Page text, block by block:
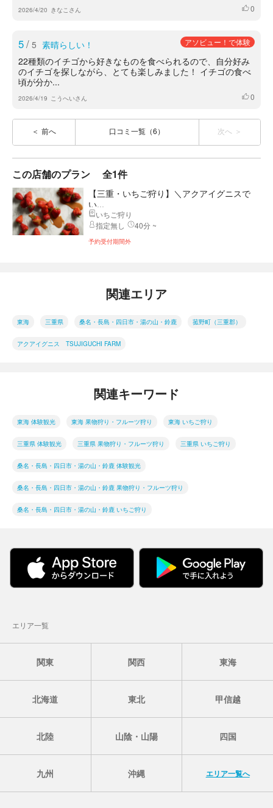
2026/4/20 きなこさん いいね
0
5/ 5 素晴らしい！ アソビュー！で体験
22種類のイチゴから好きなものを食べられるので、自分好み
のイチゴを探しながら、とても楽しみました！ イチゴの食べ
頃が分か...
2026/4/19 こうへいさん いいね
0
前へ 口コミ一覧（6） 次へ
この店舗のプラン 全1件
【三重・いちご狩り】＼アクアイグニスで
い...
いちご狩り
指定無し
40分 ~
予約受付期間外
関連エリア
東海 三重県 桑名・長島・四日市・湯の山・鈴鹿 菰野町（三重郡）
アクアイグニス TSUJIGUCHI FARM
関連キーワード
東海 体験観光 東海 果物狩り・フルーツ狩り 東海 いちご狩り
三重県 体験観光 三重県 果物狩り・フルーツ狩り 三重県 いちご狩り
桑名・長島・四日市・湯の山・鈴鹿 体験観光
桑名・長島・四日市・湯の山・鈴鹿 果物狩り・フルーツ狩り
桑名・長島・四日市・湯の山・鈴鹿 いちご狩り
エリア一覧
関東 関西 東海
北海道 東北 甲信越
北陸 山陰・山陽 四国
九州 沖縄 エリア一覧へ